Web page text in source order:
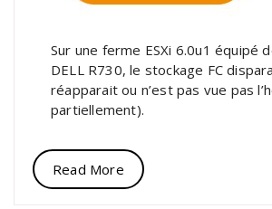
Sur une ferme ESXi 6.0u1 équipé
DELL R730, le stockage FC
réapparait ou n’est pas vue pas
partiellement).
Read More